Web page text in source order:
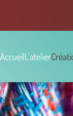
AccueilL'atelier